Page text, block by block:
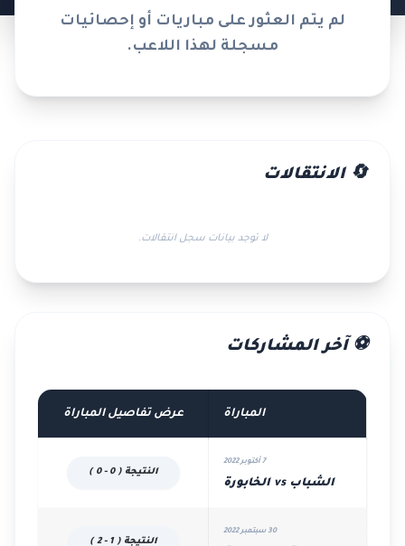
لم يتم العثور على مباريات أو إحصائيات
مسجلة لهذا اللاعب.
🔄 الانتقالات
لا توجد بيانات سجل انتقالات.
⚽ آخر المشاركات
المباراة عرض تفاصيل المباراة
7 أكتوبر 2022
الشباب vs الخابورة
النتيجة ( 0 - 0 )
30 سبتمبر 2022
النتيجة ( 1 - 2 )